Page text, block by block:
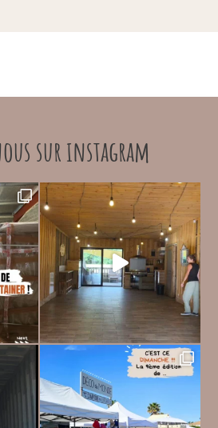
sur instagram